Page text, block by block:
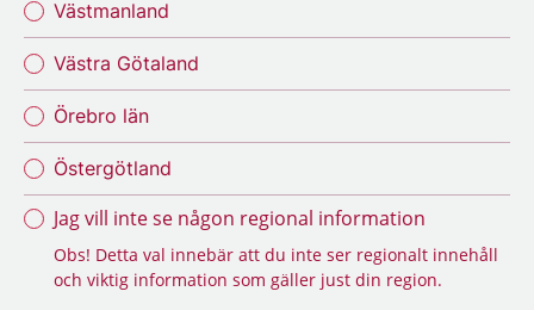
Västmanland
Västra Götaland
Örebro län
Östergötland
Jag vill inte se någon regional information
Obs! Detta val innebär att du inte ser regionalt innehåll
och viktig information som gäller just din region.